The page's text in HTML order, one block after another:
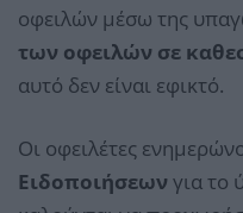
οφειλών μέσω της
των οφειλών σε
αυτό δεν είναι εφικτό.
Οι οφειλέτες
Ειδοποιήσεων για το